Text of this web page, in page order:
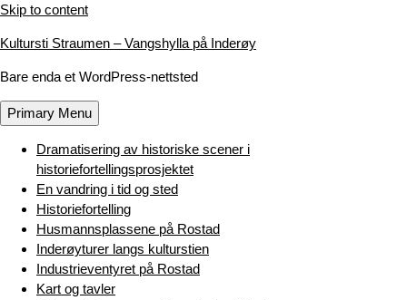
Skip to content
Kultursti Straumen – Vangshylla på Inderøy
Bare enda et WordPress-nettsted
Primary Menu
Dramatisering av historiske scener i
historiefortellingsprosjektet
En vandring i tid og sted
Historiefortelling
Husmannsplassene på Rostad
Inderøyturer langs kulturstien
Industrieventyret på Rostad
Kart og tavler